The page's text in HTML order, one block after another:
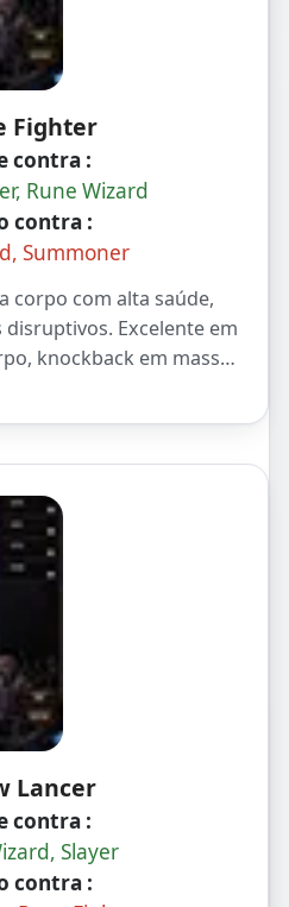
Fighter
contra :
Rune Wizard
contra :
Summoner
corpo com alta saúde,
Excelente em
knockback em massa
Lancer
contra :
Slayer
contra :